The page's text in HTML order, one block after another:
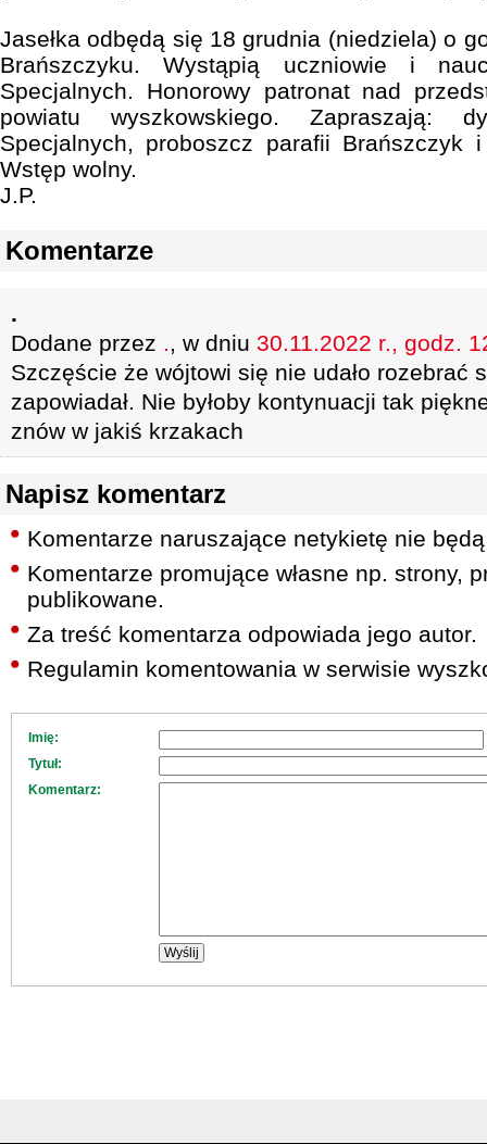
Jasełka odbędą się 18 grudnia (niedziela) o
Brańszczyku. Wystąpią uczniowie i
Specjalnych. Honorowy patronat nad
powiatu wyszkowskiego. Zapraszają:
Specjalnych, proboszcz parafii Brańszczyk
Wstęp wolny.
J.P.
Komentarze
.
Dodane przez ., w dniu 30.11.2022 r., godz.
Szczęście że wójtowi się nie udało rozebrać
zapowiadał. Nie byłoby kontynuacji tak
znów w jakiś krzakach
Napisz komentarz
Komentarze naruszające netykietę nie
Komentarze promujące własne np. strony,
publikowane.
Za treść komentarza odpowiada jego autor.
Regulamin komentowania w serwisie
Imię:
Tytuł:
Komentarz: